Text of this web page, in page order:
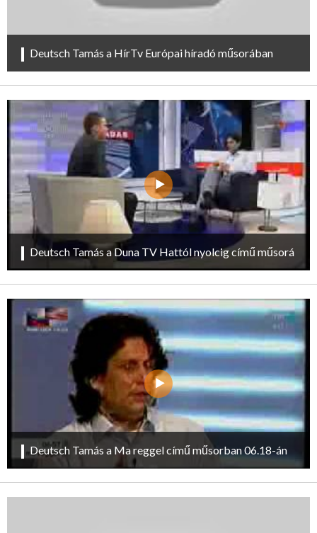
Deutsch Tamás a HírTv Európai híradó műsorában
Deutsch Tamás a Duna TV Hattól nyolcig című műsorá
Deutsch Tamás a Ma reggel című műsorban 06.18-án